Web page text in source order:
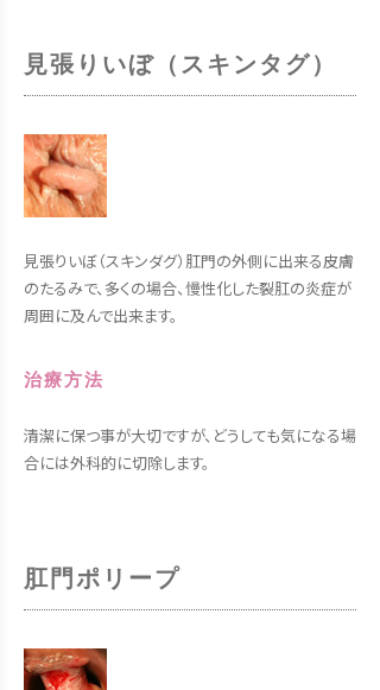
見張りいぼ（スキンタグ）
見張りいぼ（スキンダグ）肛門の外側に出来る皮膚
のたるみで、多くの場合、慢性化した裂肛の炎症が
周囲に及んで出来ます。
治療方法
清潔に保つ事が大切ですが、どうしても気になる場
合には外科的に切除します。
肛門ポリープ